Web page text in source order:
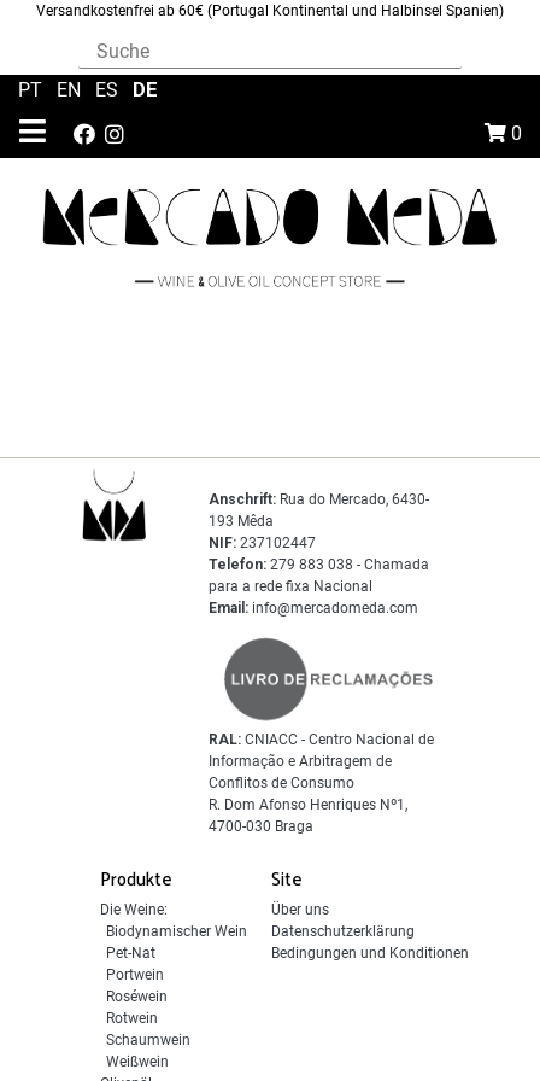
Versandkostenfrei ab 60€ (Portugal Kontinental und Halbinsel Spanien)
0
PT EN ES DE
Produkte
Die Weine:
Biodynamischer Wein
Pet-Nat
Portwein
Roséwein
Rotwein
Schaumwein
Weißwein
Site
Über uns
Datenschutzerklärung
Bedingungen und Konditionen
Anschrift: Rua do Mercado, 6430-
193 Mêda
NIF: 237102447
Telefon: 279 883 038 - Chamada
para a rede fixa Nacional
Email: info@mercadomeda.com
RAL: CNIACC - Centro Nacional de
Informação e Arbitragem de
Conflitos de Consumo
R. Dom Afonso Henriques Nº1,
4700-030 Braga